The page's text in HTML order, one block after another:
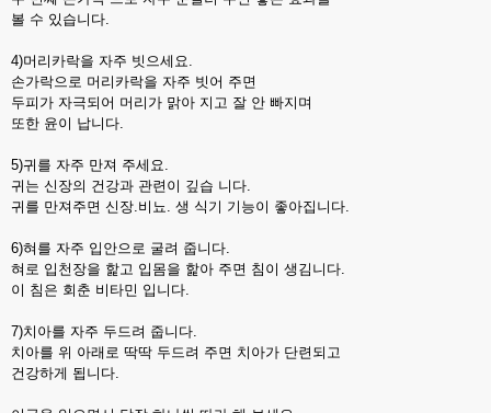
볼 수 있습니다.
4)머리카락을 자주 빗으세요.
손가락으로 머리카락을 자주 빗어 주면
두피가 자극되어 머리가 맑아 지고 잘 안 빠지며
또한 윤이 납니다.
5)귀를 자주 만져 주세요.
귀는 신장의 건강과 관련이 깊습 니다.
귀를 만져주면 신장.비뇨. 생 식기 기능이 좋아집니다.
6)혀를 자주 입안으로 굴려 줍니다.
혀로 입천장을 핥고 입몸을 핥아 주면 침이 생김니다.
이 침은 회춘 비타민 입니다.
7)치아를 자주 두드려 줍니다.
치아를 위 아래로 딱딱 두드려 주면 치아가 단련되고
건강하게 됩니다.